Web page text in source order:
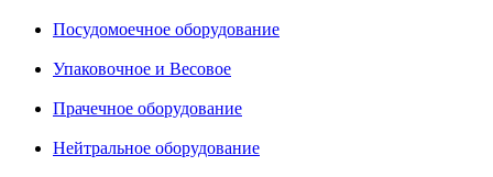
Посудомоечное оборудование
Упаковочное и Весовое
Прачечное оборудование
Нейтральное оборудование